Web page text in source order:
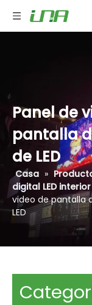
Panel de
pantalla
de LED
Casa »
digital LED interior
video de pantalla
LED